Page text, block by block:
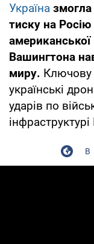
Україна змогла
тиску на
Вашингтона
миру. Ключову
українські
ударів по